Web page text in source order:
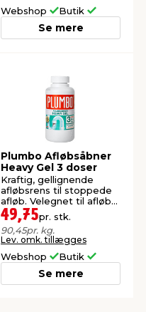
Webshop Butik
Se mere
Plumbo Afløbsåbner
Heavy Gel 3 doser
Kraftig, gellignende
afløbsrens til stoppede
afløb. Velegnet til afløb
med lille fald, fx badekar
og bruser.
49,75pr. stk.
90,45pr. kg.
Lev. omk. tillægges
Webshop Butik
Se mere